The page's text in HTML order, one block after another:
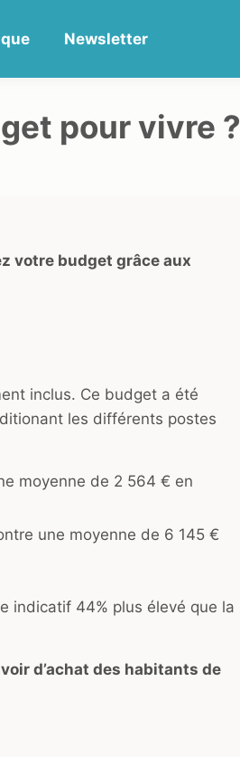
Newsletter
pour vivre ?
votre budget grâce aux
inclus. Ce budget a été
les différents postes
moyenne de 2 564 € en
une moyenne de 6 145 €
indicatif 44% plus élevé que la
d’achat des habitants de